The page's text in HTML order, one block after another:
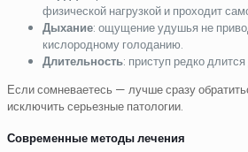
физической нагрузкой и проходит
Дыхание: ощущение удушья не
кислородному голоданию.
Длительность: приступ редко
Если сомневаетесь — лучше сразу
исключить серьезные патологии.
Современные методы лечения